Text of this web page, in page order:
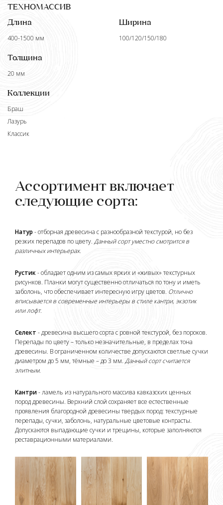
ТЕХНОМАССИВ
Длина
400-1500 мм
Ширина
100/120/150/180
Толщина
20 мм
Коллекции
Браш
Лазурь
Классик
Ассортимент включает
следующие сорта:
Натур - отборная древесина с разнообразной текстурой, но без
резких перепадов по цвету. Данный сорт уместно смотрится в
различных интерьерах.
Рустик- обладает одним из самых ярких и «живых» текстурных
рисунков. Планки могут существенно отличаться по тону и иметь
заболонь, что обеспечивает интересную игру цветов. Отлично
вписывается в современные интерьеры в стиле кантри, экзотик
или лофт.
Селект - древесина высшего сорта с ровной текстурой, без пороков.
Перепады по цвету – только незначительные, в пределах тона
древесины. В ограниченном количестве допускаются светлые сучки
диаметром до 5 мм, тёмные – до 3 мм. Данный сорт считается
элитным.
Кантри- ламель из натурального массива кавказских ценных
пород древесины. Верхний слой сохраняет все естественные
проявления благородной древесины твердых пород: текстурные
перепады, сучки, заболонь, натуральные цветовые контрасты.
Допускаются выпадающие сучки и трещины, которые заполняются
реставрационными материалами.